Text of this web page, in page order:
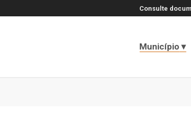
Consulte
Município